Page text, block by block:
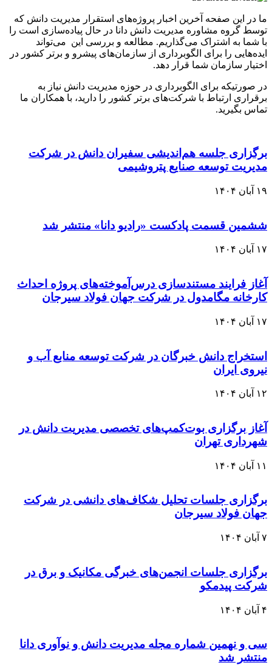
ما در این صفحه آخرین اخبار پروژه‌های استقرار مدیریت دانش که
توسط گروه مشاوره مدیریت دانش دانا در حال پیاده‌سازی است را
با شما به اشتراک می‌گذاریم. مطالعه و بررسی این می‌تواند
ایده‌هایی را برای الگوبرداری از سازمان‌های پیشرو و برتر کشور در
اختیار سازمان شما قرار دهد.
در صورتیکه برای الگوبرداری در حوزه مدیریت دانش نیاز به
برقراری ارتباط با شرکت‌های برتر کشور را دارید، با همکاران ما
تماس بگیرید.
برگزاری جلسه هم‌اندیشی سفیران دانش در شرکت
مدیریت توسعه صنایع پتروشیمی
۱۹ آبان ۱۴۰۴
ششمین قسمت پادکست «رادیو دانا» منتشر شد
۱۷ آبان ۱۴۰۴
آغاز فرایند مستندسازی درس‌آموخته‌های پروژه احداث
کارخانه مگامدول در شرکت جهان فولاد سیرجان
۱۷ آبان ۱۴۰۴
استخراج دانش خبرگان در شرکت توسعه منابع آب و
نیروی ایران
۱۲ آبان ۱۴۰۴
آغاز برگزاری بوت‌کمپ‌های تخصصی مدیریت دانش در
شهرداری تهران
۱۱ آبان ۱۴۰۴
برگزاری جلسات تحلیل شکاف‌های دانشی در شرکت
جهان فولاد سیرجان
۷ آبان ۱۴۰۴
برگزاری جلسات انجمن‌های خبرگی مکانیک و برق در
شرکت پیدمکو
۴ آبان ۱۴۰۴
سی‌ و نهمین شماره مجله مدیریت دانش و نوآوری دانا
منتشر شد